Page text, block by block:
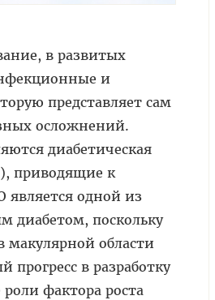
в развитых
и
представляет сам
осложнений.
диабетическая
приводящие к
является одной из
диабетом, поскольку
макулярной области
в разработку
фактора роста